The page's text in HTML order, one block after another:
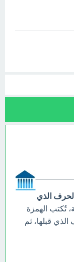
الذي
تُكتب الهمزة
قبلها، ثم